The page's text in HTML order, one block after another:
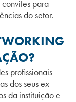
para
do setor.
profissionais
dos seus ex-
da instituição e